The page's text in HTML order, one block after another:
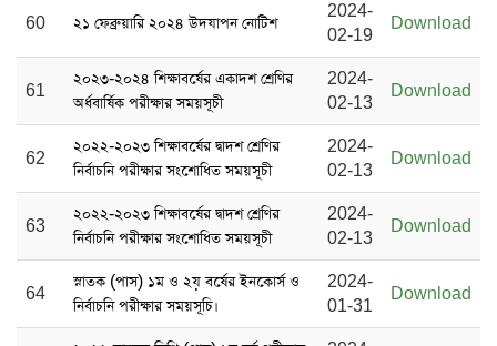
60 ২১ ফেব্রুয়ারি ২০২৪ উদযাপন নোটিশ
2024-
02-19
Download
61
২০২৩-২০২৪ শিক্ষাবর্ষের একাদশ শ্রেণির
অর্ধবার্ষিক পরীক্ষার সময়সূচী
2024-
02-13
Download
62
২০২২-২০২৩ শিক্ষাবর্ষের দ্বাদশ শ্রেণির
নির্বাচনি পরীক্ষার সংশোধিত সময়সূচী
2024-
02-13
Download
63
২০২২-২০২৩ শিক্ষাবর্ষের দ্বাদশ শ্রেণির
নির্বাচনি পরীক্ষার সংশোধিত সময়সূচী
2024-
02-13
Download
64
স্নাতক (পাস) ১ম ও ২য় বর্ষের ইনকোর্স ও
নির্বাচনি পরীক্ষার সময়সূচি।
2024-
01-31
Download